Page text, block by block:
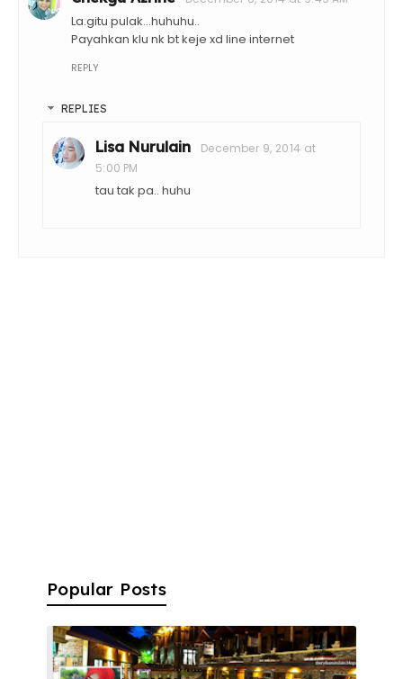
La.gitu pulak...huhuhu..
Payahkan klu nk bt keje xd line internet
REPLY
REPLIES
Lisa Nurulain
December 9, 2014 at
5:00 PM
tau tak pa.. huhu
Popular Posts